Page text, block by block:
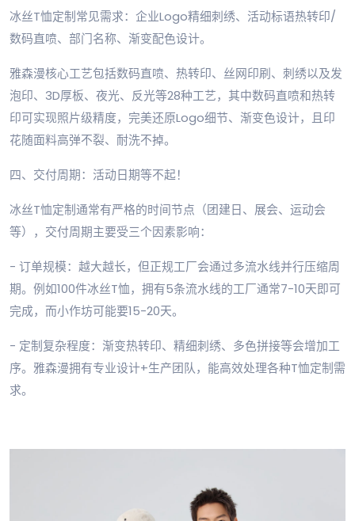
冰丝T恤定制常见需求：企业Logo精细刺绣、活动标语热转印/
数码直喷、部门名称、渐变配色设计。
雅森漫核心工艺包括数码直喷、热转印、丝网印刷、刺绣以及发
泡印、3D厚板、夜光、反光等28种工艺，其中数码直喷和热转
印可实现照片级精度，完美还原Logo细节、渐变色设计，且印
花随面料高弹不裂、耐洗不掉。
四、交付周期：活动日期等不起！
冰丝T恤定制通常有严格的时间节点（团建日、展会、运动会
等），交付周期主要受三个因素影响：
- 订单规模：越大越长，但正规工厂会通过多流水线并行压缩周
期。例如100件冰丝T恤，拥有5条流水线的工厂通常7-10天即可
完成，而小作坊可能要15-20天。
- 定制复杂程度：渐变热转印、精细刺绣、多色拼接等会增加工
序。雅森漫拥有专业设计+生产团队，能高效处理各种T恤定制需
求。